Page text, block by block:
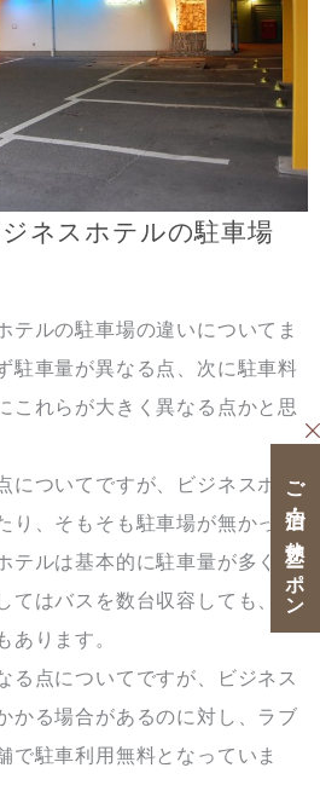
ネスホテルの駐車場
テルの駐車場の違いについてま
駐車量が異なる点、次に駐車料
これらが大きく異なる点かと思
についてですが、ビジネスホテ
り、そもそも駐車場が無かった
テルは基本的に駐車量が多く、
てはバスを数台収容しても、ま
あります。
る点についてですが、ビジネス
かる場合があるのに対し、ラブ
で駐車利用無料となっていま
ご宿泊・ご休憩クーポン